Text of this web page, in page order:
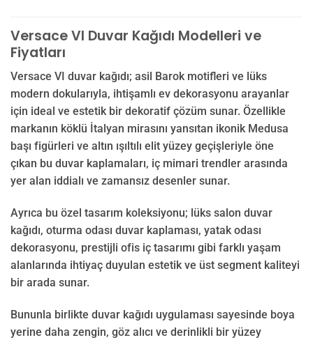
Versace VI Duvar Kağıdı Modelleri ve
Fiyatları
Versace VI duvar kağıdı; asil Barok motifleri ve lüks
modern dokularıyla, ihtişamlı ev dekorasyonu arayanlar
için ideal ve estetik bir dekoratif çözüm sunar. Özellikle
markanın köklü İtalyan mirasını yansıtan ikonik Medusa
başı figürleri ve altın ışıltılı elit yüzey geçişleriyle öne
çıkan bu duvar kaplamaları, iç mimari trendler arasında
yer alan iddialı ve zamansız desenler sunar.
Ayrıca bu özel tasarım koleksiyonu; lüks salon duvar
kağıdı, oturma odası duvar kaplaması, yatak odası
dekorasyonu, prestijli ofis iç tasarımı gibi farklı yaşam
alanlarında ihtiyaç duyulan estetik ve üst segment kaliteyi
bir arada sunar.
Bununla birlikte duvar kağıdı uygulaması sayesinde boya
yerine daha zengin, göz alıcı ve derinlikli bir yüzey